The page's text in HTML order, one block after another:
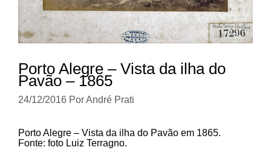
Porto Alegre – Vista da ilha do
Pavão – 1865
24/12/2016 PorAndré Prati
Porto Alegre – Vista da ilha do Pavão em 1865.
Fonte: foto Luiz Terragno.